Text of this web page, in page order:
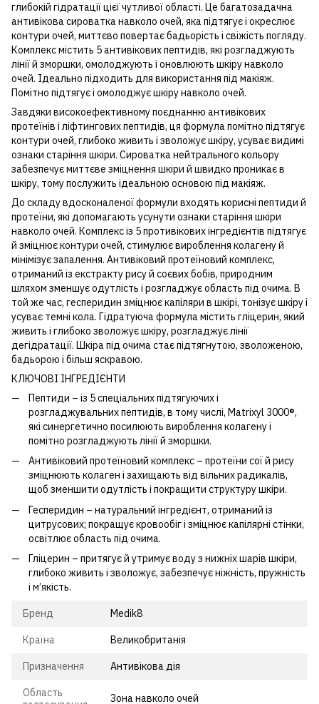
глибокій гідратації цієї чутливої області. Це багатозадачна
антивікова сироватка навколо очей, яка підтягує і окреслює
контури очей, миттєво повертає бадьорість і свіжість погляду.
Комплекс містить 5 антивікових пептидів, які розгладжують
лінії й зморшки, омолоджують і оновлюють шкіру навколо
очей. Ідеально підходить для використання під макіяж.
Помітно підтягує і омолоджує шкіру навколо очей.
Завдяки високоефективному поєднанню антивікових
протеїнів і ліфтингових пептидів, ця формула помітно підтягує
контури очей, глибоко живить і зволожує шкіру, усуває видимі
ознаки старіння шкіри. Сироватка нейтрального кольору
забезпечує миттєве зміцнення шкіри й швидко проникає в
шкіру, тому послужить ідеальною основою під макіяж.
До складу вдосконаленої формули входять корисні пептиди й
протеїни, які допомагають усунути ознаки старіння шкіри
навколо очей. Комплекс із 5 противікових інгредієнтів підтягує
й зміцнює контури очей, стимулює вироблення колагену й
мінімізує запалення. Антивіковий протеїновий комплекс,
отриманий із екстракту рису й соєвих бобів, природним
шляхом зменшує одутлість і розгладжує область під очима. В
той же час, гесперидин зміцнює капіляри в шкірі, тонізує шкіру і
усуває темні кола. Гідратуюча формула містить гліцерин, який
живить і глибоко зволожує шкіру, розгладжує лінії
дегідратації. Шкіра під очима стає підтягнутою, зволоженою,
бадьорою і більш яскравою.
КЛЮЧОВІ ІНГРЕДІЄНТИ
Пептиди – із 5 спеціальних підтягуючих і
розгладжувальних пептидів, в тому числі, Matrixyl 3000®,
які синергетично посилюють вироблення колагену і
помітно розгладжують лінії й зморшки.
Антивіковий протеїновий комплекс – протеїни сої й рису
зміцнюють колаген і захищають від вільних радикалів,
щоб зменшити одутлість і покращити структуру шкіри.
Гесперидин – натуральний інгредієнт, отриманий із
цитрусових; покращує кровообіг і зміцнює капілярні стінки,
освітлює область під очима.
Гліцерин – притягує й утримує воду з нижніх шарів шкіри,
глибоко живить і зволожує, забезпечує ніжність, пружність
і м’якість.
Бренд Medik8
Країна Великобританія
Призначення Антивікова дія
Область
Зона навколо очей